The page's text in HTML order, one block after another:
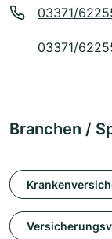
03371/
03371/
Branchen /